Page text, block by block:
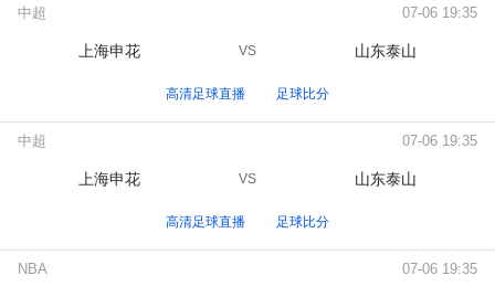
中超 07-06 19:35
上海申花 VS 山东泰山
高清足球直播 足球比分
中超 07-06 19:35
上海申花 VS 山东泰山
高清足球直播 足球比分
NBA 07-06 19:35